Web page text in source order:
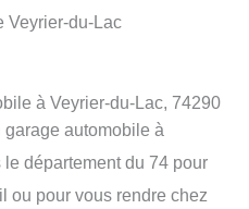
Veyrier-du-Lac
à Veyrier-du-Lac, 74290
automobile à
département du 74 pour
ou pour vous rendre chez